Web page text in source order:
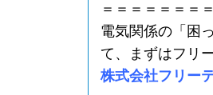
＝＝＝＝＝＝＝
電気関係の「困
て、まずはフリ
株式会社フリー